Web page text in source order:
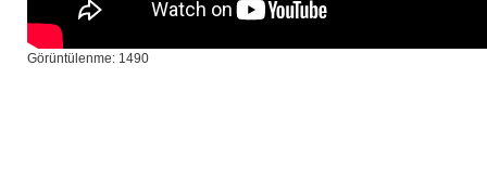
Görüntülenme: 1490